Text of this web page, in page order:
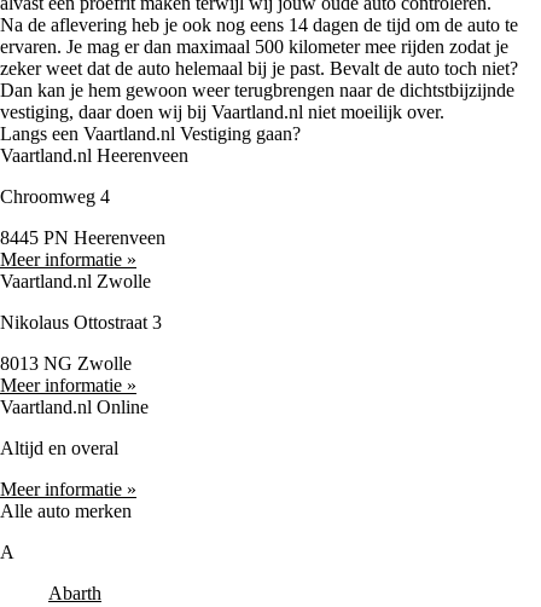
Na de aflevering heb je ook nog eens 14 dagen de tijd om de auto te
ervaren. Je mag er dan maximaal 500 kilometer mee rijden zodat je
zeker weet dat de auto helemaal bij je past. Bevalt de auto toch niet?
Dan kan je hem gewoon weer terugbrengen naar de dichtstbijzijnde
vestiging, daar doen wij bij Vaartland.nl niet moeilijk over.
Langs een Vaartland.nl Vestiging gaan?
Vaartland.nl Heerenveen
Chroomweg 4
8445 PN Heerenveen
Meer informatie »
Vaartland.nl Zwolle
Nikolaus Ottostraat 3
8013 NG Zwolle
Meer informatie »
Vaartland.nl Online
Altijd en overal
Meer informatie »
Alle auto merken
A
Abarth